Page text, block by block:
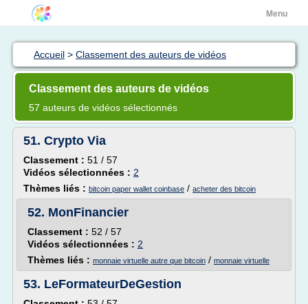
Menu
Accueil > Classement des auteurs de vidéos
Classement des auteurs de vidéos
57 auteurs de vidéos sélectionnés
51. Crypto Via
Classement : 51 / 57
Vidéos sélectionnées : 2
Thèmes liés : bitcoin paper wallet coinbase / acheter des bitcoin
52. MonFinancier
Classement : 52 / 57
Vidéos sélectionnées : 2
Thèmes liés : monnaie virtuelle autre que bitcoin / monnaie virtuelle
53. LeFormateurDeGestion